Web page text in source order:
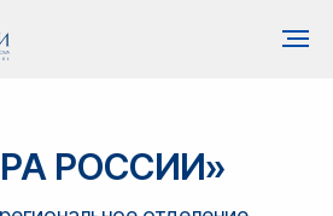
РОССИИ»